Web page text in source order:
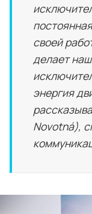
своей
делает
энергия
Novotná),